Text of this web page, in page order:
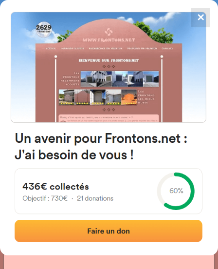
FRONTONS.NET
RECHERCHER UN FRONTON
PROPOSER UN FRONTON
4867
frontons
Av. La Paz El Alto, Bolivie
Photos Commentaires et avis
✕